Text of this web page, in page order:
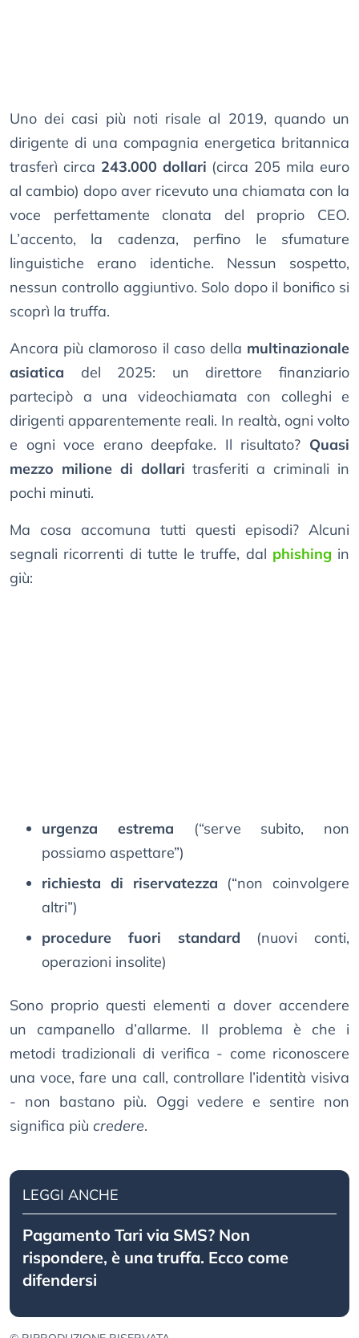
Uno dei casi più noti risale al 2019, quando un
dirigente di una compagnia energetica britannica
trasferì circa 243.000 dollari (circa 205 mila euro
al cambio) dopo aver ricevuto una chiamata con la
voce perfettamente clonata del proprio CEO.
L’accento, la cadenza, perfino le sfumature
linguistiche erano identiche. Nessun sospetto,
nessun controllo aggiuntivo. Solo dopo il bonifico si
scoprì la truffa.
Ancora più clamoroso il caso della multinazionale
asiatica del 2025: un direttore finanziario
partecipò a una videochiamata con colleghi e
dirigenti apparentemente reali. In realtà, ogni volto
e ogni voce erano deepfake. Il risultato? Quasi
mezzo milione di dollari trasferiti a criminali in
pochi minuti.
Ma cosa accomuna tutti questi episodi? Alcuni
segnali ricorrenti di tutte le truffe, dal phishing in
giù:
urgenza estrema (“serve subito, non
possiamo aspettare”)
richiesta di riservatezza (“non coinvolgere
altri”)
procedure fuori standard (nuovi conti,
operazioni insolite)
Sono proprio questi elementi a dover accendere
un campanello d’allarme. Il problema è che i
metodi tradizionali di verifica - come riconoscere
una voce, fare una call, controllare l’identità visiva
- non bastano più. Oggi vedere e sentire non
significa più credere.
LEGGI ANCHE
Pagamento Tari via SMS? Non
rispondere, è una truffa. Ecco come
difendersi